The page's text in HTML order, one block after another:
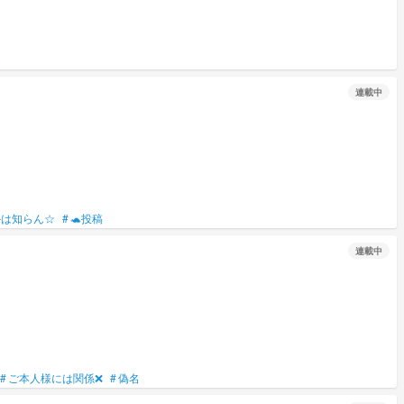
連載中
知らん☆ #🐢投稿
連載中
# ご本人様には関係❌ #偽名